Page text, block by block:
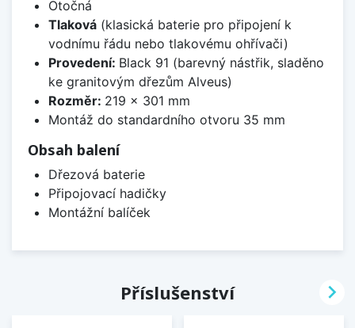
Otočná
Tlaková(klasická baterie pro připojení k
vodnímu řádu nebo tlakovému ohřívači)
Provedení: Black 91 (barevný nástřik, sladěno
ke granitovým dřezům Alveus)
Rozměr: 219 x 301 mm
Montáž do standardního otvoru 35 mm
Obsah balení
Dřezová baterie
Připojovací hadičky
Montážní balíček
Příslušenství 